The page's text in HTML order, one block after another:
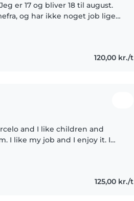
er 17 og bliver 18 til august.
og har ikke noget job lige
120,00 kr./t
and I like children and
I like my job and I enjoy it. I
125,00 kr./t